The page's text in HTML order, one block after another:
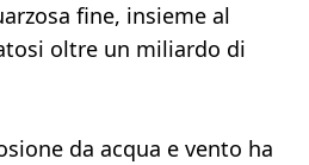
fine, insieme al
oltre un miliardo di
da acqua e vento ha